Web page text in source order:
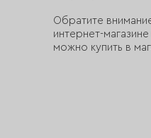
Обратите
интернет-
можно купить в